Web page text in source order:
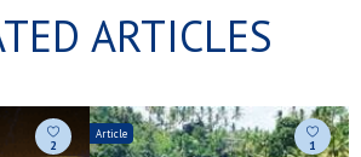
ARTICLES
2
Article
1